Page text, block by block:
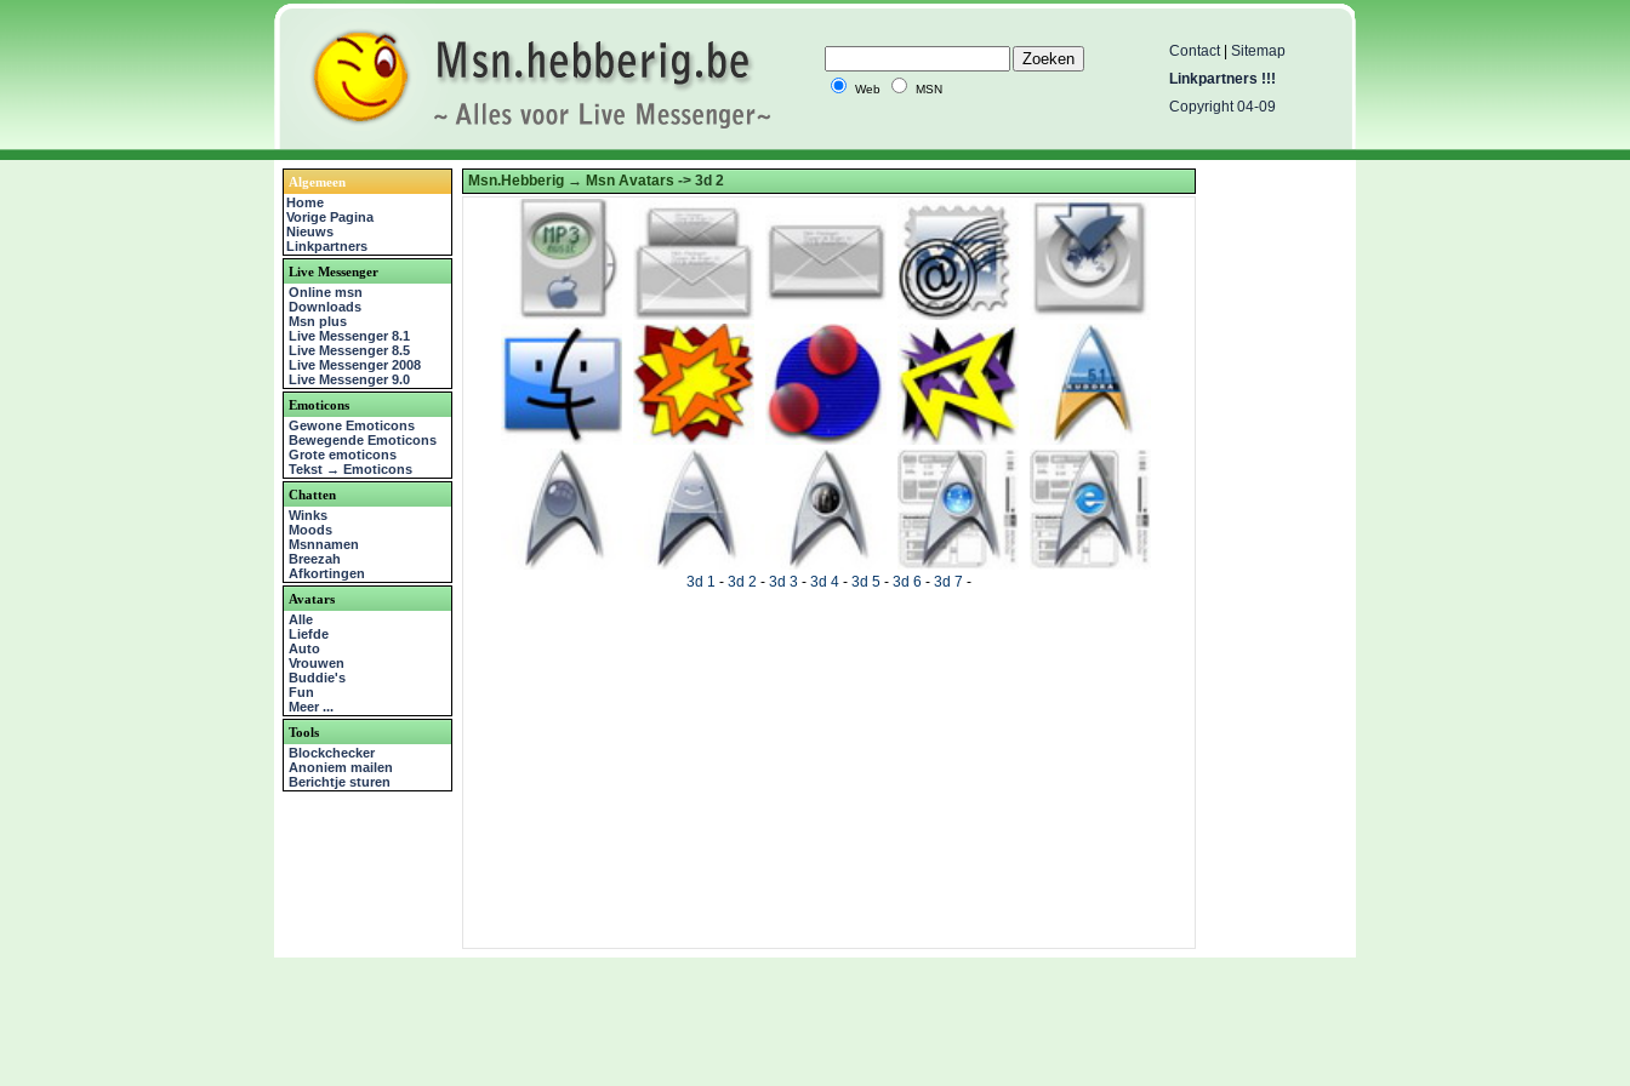
Web MSN
Contact| Sitemap
Linkpartners !!!
Copyright 04-09
Algemeen
Home
Vorige Pagina
Nieuws
Linkpartners
Live Messenger
Online msn
Downloads
Msn plus
Live Messenger 8.1
Live Messenger 8.5
Live Messenger 2008
Live Messenger 9.0
Emoticons
Gewone Emoticons
Bewegende Emoticons
Grote emoticons
Tekst → Emoticons
Chatten
Winks
Moods
Msnnamen
Breezah
Afkortingen
Avatars
Alle
Liefde
Auto
Vrouwen
Buddie's
Fun
Meer ...
Tools
Blockchecker
Anoniem mailen
Berichtje sturen
Msn.Hebberig → Msn Avatars -> 3d 2
3d 1 - 3d 2 - 3d 3 - 3d 4 - 3d 5 - 3d 6 - 3d 7 -